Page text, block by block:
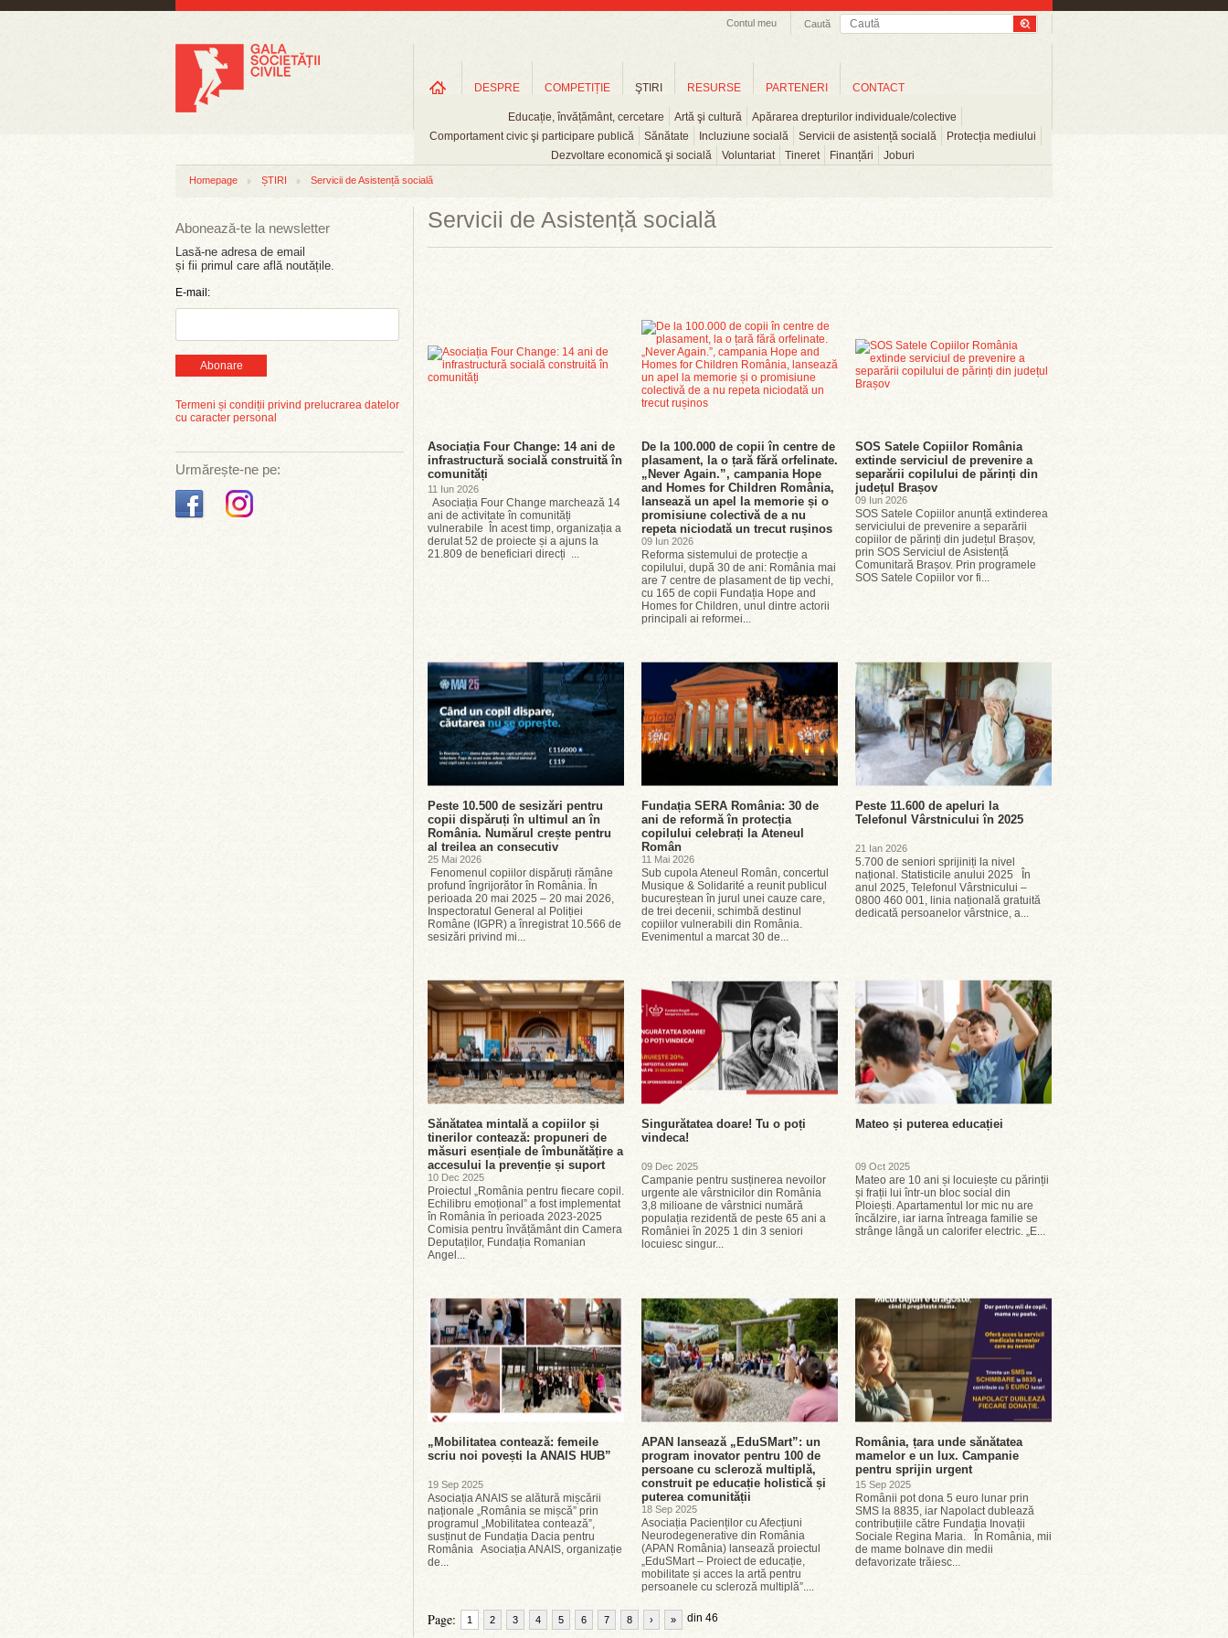
Caută
Contul meu
DESPRE COMPETIȚIE ŞTIRI
Educație, învățământ, cercetare Artă şi cultură
Apărarea drepturilor individuale/colective
Comportament civic şi participare publică
Sănătate Incluziune socială Servicii de asistență socială
Protecția mediului
Dezvoltare economică şi socială
Voluntariat Tineret Finanțări Joburi
RESURSE PARTENERI CONTACT
Homepage ȘTIRI Servicii de Asistență socială
Abonează-te la newsletter
Lasă-ne adresa de email
și fii primul care află noutățile.
E-mail:
Abonare
Termeni și condiții privind prelucrarea datelor
cu caracter personal
Urmărește-ne pe:
Servicii de Asistență socială
Asociația Four Change: 14 ani de
infrastructură socială construită în
comunități
11 Iun 2026
Asociația Four Change marchează 14
ani de activitate în comunități
vulnerabile În acest timp, organizația a
derulat 52 de proiecte și a ajuns la
21.809 de beneficiari direcți ...
De la 100.000 de copii în centre de
plasament, la o țară fără orfelinate.
„Never Again.”, campania Hope
and Homes for Children România,
lansează un apel la memorie și o
promisiune colectivă de a nu
repeta niciodată un trecut rușinos
09 Iun 2026
Reforma sistemului de protecție a
copilului, după 30 de ani: România mai
are 7 centre de plasament de tip vechi,
cu 165 de copii Fundația Hope and
Homes for Children, unul dintre actorii
principali ai reformei...
SOS Satele Copiilor România
extinde serviciul de prevenire a
separării copilului de părinți din
județul Brașov
09 Iun 2026
SOS Satele Copiilor anunță extinderea
serviciului de prevenire a separării
copiilor de părinți din județul Brașov,
prin SOS Serviciul de Asistență
Comunitară Brașov. Prin programele
SOS Satele Copiilor vor fi...
Peste 10.500 de sesizări pentru
copii dispăruți în ultimul an în
România. Numărul crește pentru
al treilea an consecutiv
25 Mai 2026
Fenomenul copiilor dispăruți rămâne
profund îngrijorător în România. În
perioada 20 mai 2025 – 20 mai 2026,
Inspectoratul General al Poliției
Române (IGPR) a înregistrat 10.566 de
sesizări privind mi...
Fundația SERA România: 30 de
ani de reformă în protecția
copilului celebrați la Ateneul
Român
11 Mai 2026
Sub cupola Ateneul Român, concertul
Musique & Solidarité a reunit publicul
bucureștean în jurul unei cauze care,
de trei decenii, schimbă destinul
copiilor vulnerabili din România.
Evenimentul a marcat 30 de...
Peste 11.600 de apeluri la
Telefonul Vârstnicului în 2025
21 Ian 2026
5.700 de seniori sprijiniți la nivel
național. Statisticile anului 2025 În
anul 2025, Telefonul Vârstnicului –
0800 460 001, linia națională gratuită
dedicată persoanelor vârstnice, a...
Sănătatea mintală a copiilor și
tinerilor contează: propuneri de
măsuri esențiale de îmbunătățire a
accesului la prevenție și suport
10 Dec 2025
Proiectul „România pentru fiecare copil.
Echilibru emoțional” a fost implementat
în România în perioada 2023-2025
Comisia pentru învățământ din Camera
Deputaților, Fundația Romanian
Angel...
Singurătatea doare! Tu o poți
vindeca!
09 Dec 2025
Campanie pentru susținerea nevoilor
urgente ale vârstnicilor din România
3,8 milioane de vârstnici numără
populația rezidentă de peste 65 ani a
României în 2025 1 din 3 seniori
locuiesc singur...
Mateo și puterea educației
09 Oct 2025
Mateo are 10 ani și locuiește cu părinții
și frații lui într-un bloc social din
Ploiești. Apartamentul lor mic nu are
încălzire, iar iarna întreaga familie se
strânge lângă un calorifer electric. „E...
„Mobilitatea contează: femeile
scriu noi povești la ANAIS HUB”
19 Sep 2025
Asociația ANAIS se alătură mișcării
naționale „România se mișcă” prin
programul „Mobilitatea contează”,
susținut de Fundația Dacia pentru
România Asociația ANAIS, organizație
de...
APAN lansează „EduSMart”: un
program inovator pentru 100 de
persoane cu scleroză multiplă,
construit pe educație holistică și
puterea comunității
18 Sep 2025
Asociația Pacienților cu Afecțiuni
Neurodegenerative din România
(APAN România) lansează proiectul
„EduSMart – Proiect de educație,
mobilitate și acces la artă pentru
persoanele cu scleroză multiplă”....
România, țara unde sănătatea
mamelor e un lux. Campanie
pentru sprijin urgent
15 Sep 2025
Românii pot dona 5 euro lunar prin
SMS la 8835, iar Napolact dublează
contribuțiile către Fundația Inovații
Sociale Regina Maria. În România, mii
de mame bolnave din medii
defavorizate trăiesc...
Page: 1 2 3 4 5 6 7 8 din 46
› »